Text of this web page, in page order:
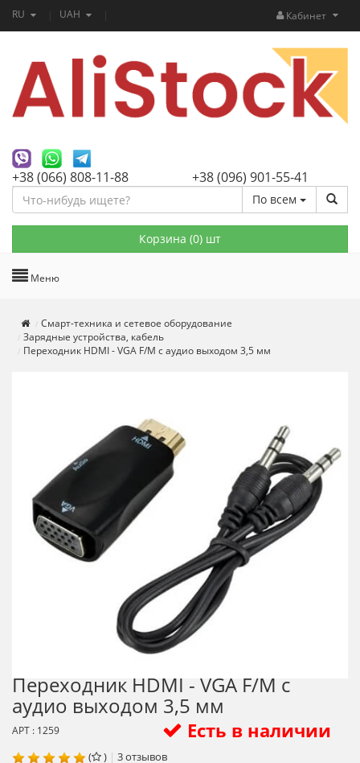
RU UAH Кабинет
+38 (066) 808-11-88 +38 (096) 901-55-41
По всем
Корзина (0) шт
Меню
Смарт-техника и сетевое оборудование
Зарядные устройства, кабель
Переходник HDMI - VGA F/M с аудио выходом 3,5 мм
Переходник HDMI - VGA F/M с
аудио выходом 3,5 мм
Есть в наличии
АРТ : 1259
( ) | 3отзывов